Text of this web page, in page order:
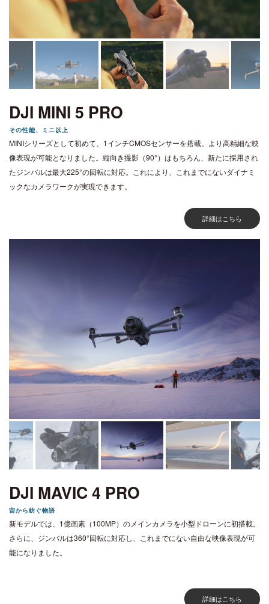
DJI MINI 5 PRO
その性能、ミニ以上
MINIシリーズとして初めて、1インチCMOSセンサーを搭載。より高精細な映
像表現が可能となりました。縦向き撮影（90°）はもちろん、新たに採用され
たジンバルは最大225°の回転に対応。これにより、これまでにないダイナミ
ックなカメラワークが実現できます。
詳細はこちら
DJI MAVIC 4 PRO
宙から紡ぐ物語
新モデルでは、1億画素（100MP）のメインカメラを小型ドローンに初搭載。
さらに、ジンバルは360°回転に対応し、これまでにない自由な映像表現が可
能になりました。
詳細はこちら